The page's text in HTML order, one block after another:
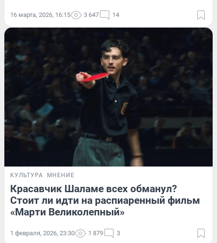
16 марта, 2026, 16:15 3 647 14
КУЛЬТУРА МНЕНИЕ
Красавчик Шаламе всех обманул?
Стоит ли идти на распиаренный фильм
«Марти Великолепный»
1 февраля, 2026, 23:30 1 879 3